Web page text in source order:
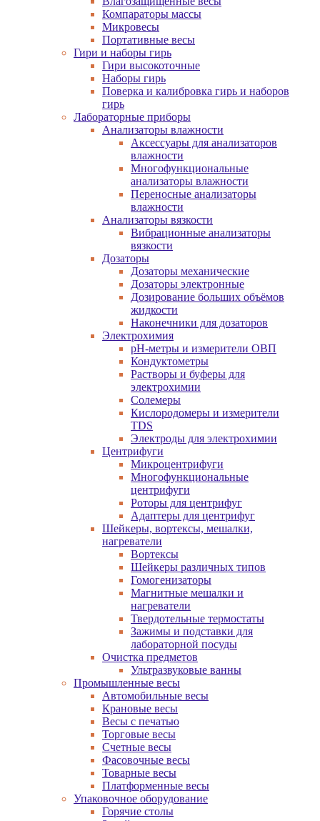
Компараторы массы
Микровесы
Портативные весы
Гири и наборы гирь
Гири высокоточные
Наборы гирь
Поверка и калибровка гирь и наборов
гирь
Лабораторные приборы
Анализаторы влажности
Аксессуары для анализаторов
влажности
Многофункциональные
анализаторы влажности
Переносные анализаторы
влажности
Анализаторы вязкости
Вибрационные анализаторы
вязкости
Дозаторы
Дозаторы механические
Дозаторы электронные
Дозирование больших объёмов
жидкости
Наконечники для дозаторов
Электрохимия
pH-метры и измерители ОВП
Кондуктометры
Растворы и буферы для
электрохимии
Солемеры
Кислородомеры и измерители
TDS
Электроды для электрохимии
Центрифуги
Микроцентрифуги
Многофункциональные
центрифуги
Роторы для центрифуг
Адаптеры для центрифуг
Шейкеры, вортексы, мешалки,
нагреватели
Вортексы
Шейкеры различных типов
Гомогенизаторы
Магнитные мешалки и
нагреватели
Твердотельные термостаты
Зажимы и подставки для
лабораторной посуды
Очистка предметов
Ультразвуковые ванны
Промышленные весы
Автомобильные весы
Крановые весы
Весы с печатью
Торговые весы
Счетные весы
Фасовочные весы
Товарные весы
Платформенные весы
Упаковочное оборудование
Горячие столы